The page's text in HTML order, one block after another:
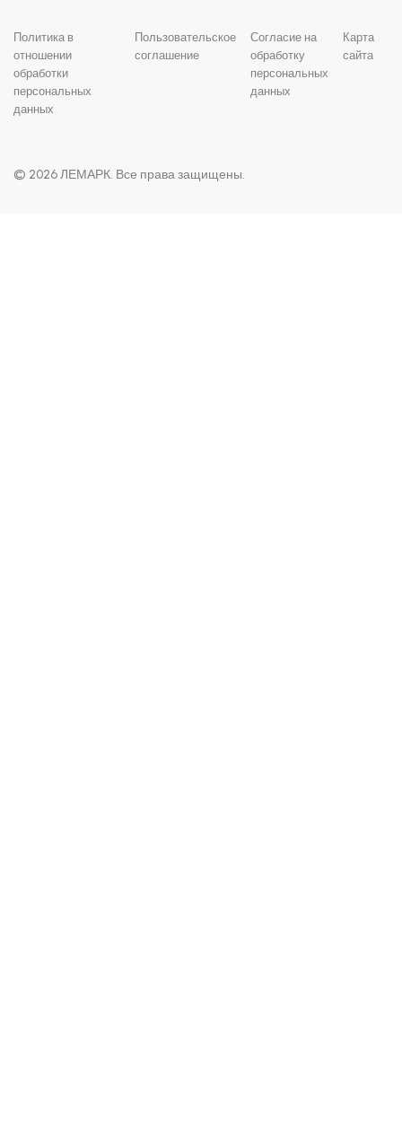
© 2026 ЛЕМАРК. Все права защищены.
Политика в
отношении
обработки
персональных
данных
Пользовательское
соглашение
Согласие на
обработку
персональных
данных
Карта
сайта